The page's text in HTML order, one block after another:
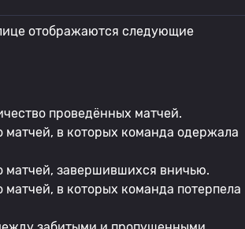
отображаются следующие
проведённых матчей.
матчей, в которых команда одержала
матчей, завершившихся вничью.
матчей, в которых команда потерпела